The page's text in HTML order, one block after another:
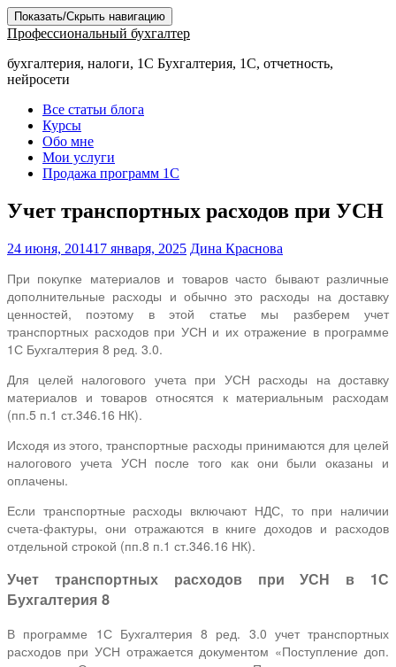
Показать/Скрыть навигацию
Профессиональный бухгалтер
бухгалтерия, налоги, 1С Бухгалтерия, 1С, отчетность,
нейросети
Все статьи блога
Курсы
Обо мне
Мои услуги
Продажа программ 1С
Учет транспортных расходов при УСН
24 июня, 201417 января, 2025 Дина Краснова
При покупке материалов и товаров часто бывают различные
дополнительные расходы и обычно это расходы на доставку
ценностей, поэтому в этой статье мы разберем учет
транспортных расходов при УСН и их отражение в программе
1С Бухгалтерия 8 ред. 3.0.
Для целей налогового учета при УСН расходы на доставку
материалов и товаров относятся к материальным расходам
(пп.5 п.1 ст.346.16 НК).
Исходя из этого, транспортные расходы принимаются для целей
налогового учета УСН после того как они были оказаны и
оплачены.
Если транспортные расходы включают НДС, то при наличии
счета-фактуры, они отражаются в книге доходов и расходов
отдельной строкой (пп.8 п.1 ст.346.16 НК).
Учет транспортных расходов при УСН в 1С
Бухгалтерия 8
В программе 1С Бухгалтерия 8 ред. 3.0 учет транспортных
расходов при УСН отражается документом «Поступление доп.